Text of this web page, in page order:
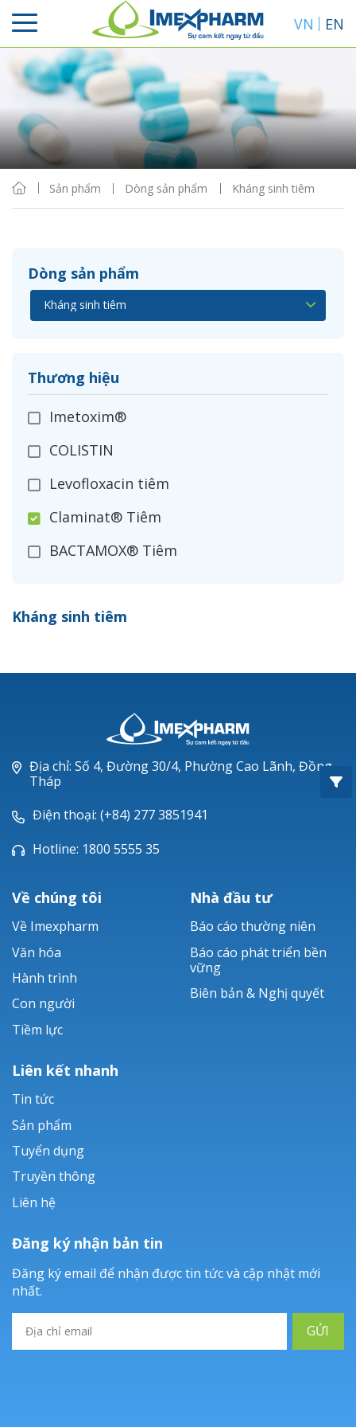
VN EN
Sản phẩm Dòng sản phẩm Kháng sinh tiêm
Dòng sản phẩm
Thương hiệu
Imetoxim®
COLISTIN
Levofloxacin tiêm
Claminat® Tiêm
BACTAMOX® Tiêm
Ceftizoxim®
Piperacillin
Ticarlinat®
Zobacta®
Bacsulfo®
Kháng sinh tiêm
Sắp xếp
Hiển thị
Địa chỉ: Số 4, Đường 30/4, Phường Cao Lãnh, Đồng
Tháp
Điện thoại: (+84) 277 3851941
Hotline: 1800 5555 35
Về chúng tôi
Về Imexpharm
Văn hóa
Hành trình
Con người
Tiềm lực
Nhà đầu tư
Báo cáo thường niên
Báo cáo phát triển bền
vững
Biên bản & Nghị quyết
Liên kết nhanh
Tin tức
Sản phẩm
Tuyển dụng
Truyền thông
Liên hệ
Đăng ký nhận bản tin
Đăng ký email để nhận được tin tức và cập nhật mới
nhất.
GỬI